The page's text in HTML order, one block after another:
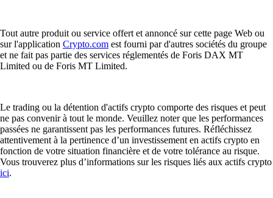
Tout autre produit ou service offert et annoncé sur cette page Web ou
sur l'application Crypto.com est fourni par d'autres sociétés du groupe
et ne fait pas partie des services réglementés de Foris DAX MT
Limited ou de Foris MT Limited.
Le trading ou la détention d'actifs crypto comporte des risques et peut
ne pas convenir à tout le monde. Veuillez noter que les performances
passées ne garantissent pas les performances futures. Réfléchissez
attentivement à la pertinence d’un investissement en actifs crypto en
fonction de votre situation financière et de votre tolérance au risque.
Vous trouverez plus d’informations sur les risques liés aux actifs crypto
ici.